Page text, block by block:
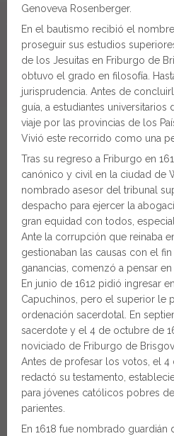
Genoveva Rosenberger.
En el bautismo recibió el
proseguir sus estudios
de los Jesuitas en Friburgo de
obtuvo el grado en filosofía.
jurisprudencia. Antes de
guía, a estudiantes universitarios
viaje por las provincias de los
Vivió este recorrido como una
Tras su regreso a Friburgo en
canónico y civil en la ciudad de
nombrado asesor del tribunal
despacho para ejercer la
gran equidad con todos,
Ante la corrupción que reinaba
gestionaban las causas con el
ganancias, comenzó a pensar
En junio de 1612 pidió ingresar
Capuchinos, pero el superior le
ordenación sacerdotal. En
sacerdote y el 4 de octubre de
noviciado de Friburgo de
Antes de profesar los votos, el 4
redactó su testamento,
para jóvenes católicos pobres
parientes.
En 1618 fue nombrado guardián